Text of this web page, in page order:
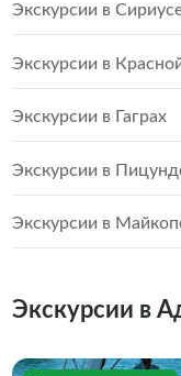
Экскурсии в
Экскурсии в
Экскурсии в Гаграх
Экскурсии в
Экскурсии в
Экскурсии в